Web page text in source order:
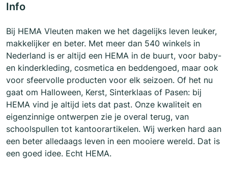
Info
Bij HEMA Vleuten maken we het dagelijks leven leuker,
makkelijker en beter. Met meer dan 540 winkels in
Nederland is er altijd een HEMA in de buurt, voor baby-
en kinderkleding, cosmetica en beddengoed, maar ook
voor sfeervolle producten voor elk seizoen. Of het nu
gaat om Halloween, Kerst, Sinterklaas of Pasen: bij
HEMA vind je altijd iets dat past. Onze kwaliteit en
eigenzinnige ontwerpen zie je overal terug, van
schoolspullen tot kantoorartikelen. Wij werken hard aan
een beter alledaags leven in een mooiere wereld. Dat is
een goed idee. Echt HEMA.